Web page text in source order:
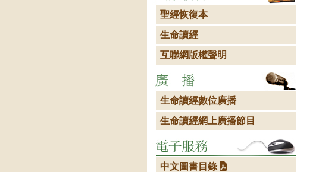
聖經恢復本
生命讀經
互聯網版權聲明
生命讀經數位廣播
生命讀經網上廣播節目
中文圖書目錄